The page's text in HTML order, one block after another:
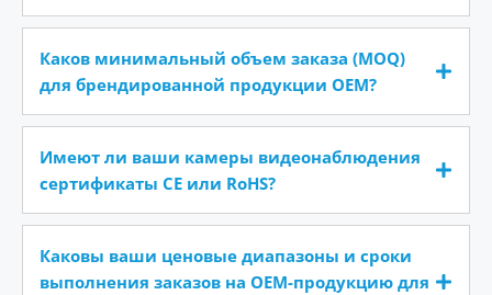
Каков минимальный объем заказа (MOQ)
для брендированной продукции OEM?
Имеют ли ваши камеры видеонаблюдения
сертификаты CE или RoHS?
Каковы ваши ценовые диапазоны и сроки
выполнения заказов на OEM-продукцию для